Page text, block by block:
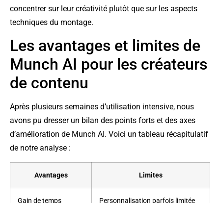
concentrer sur leur créativité plutôt que sur les aspects
techniques du montage.
Les avantages et limites de
Munch AI pour les créateurs
de contenu
Après plusieurs semaines d’utilisation intensive, nous
avons pu dresser un bilan des points forts et des axes
d’amélioration de Munch AI. Voici un tableau récapitulatif
de notre analyse :
Avantages Limites
Gain de temps Personnalisation parfois limitée